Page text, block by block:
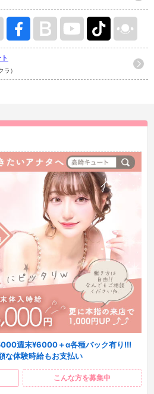
ラ）
週末¥6000＋α各種バック有り!!!
な体験時給もお支払い
こんな方を募集中